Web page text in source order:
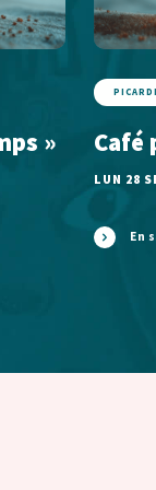
» Café
LUN 28
En